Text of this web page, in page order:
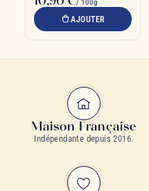
/ 100g
AJOUTER
Maison Française
Indépendante depuis 2016.